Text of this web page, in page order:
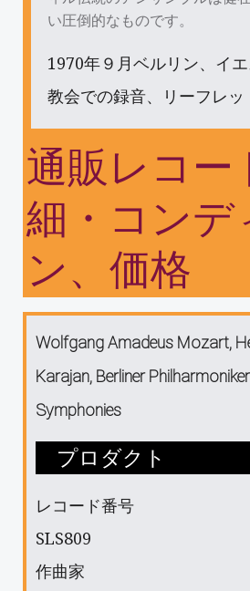
い圧倒的なものです。
1970年９月ベルリン、イ
教会での録音、リーフレッ
通販レコー
細・コンデ
ン、価格
Wolfgang Amadeus Mozart,
Karajan, Berliner
Symphonies
プロダクト
レコード番号
SLS809
作曲家